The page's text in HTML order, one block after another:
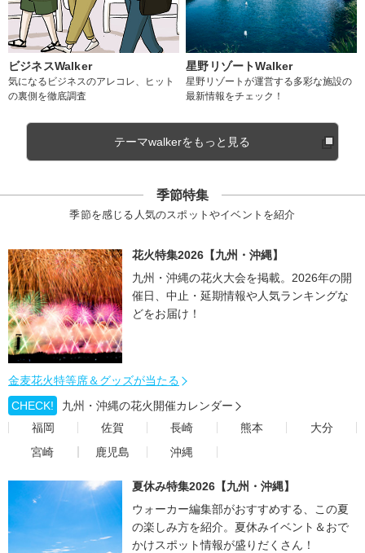
ビジネスWalker
気になるビジネスのアレコレ、ヒット
の裏側を徹底調査
星野リゾートWalker
星野リゾートが運営する多彩な施設の
最新情報をチェック！
テーマwalkerをもっと見る
季節特集
季節を感じる人気のスポットやイベントを紹介
花火特集2026【九州・沖縄】
九州・沖縄の花火大会を掲載。2026年の開
催日、中止・延期情報や人気ランキングな
どをお届け！
金麦花火特等席＆グッズが当たる
CHECK!
九州・沖縄の花火開催カレンダー
福岡
佐賀 長崎 熊本
大分
宮崎
鹿児島 沖縄
夏休み特集2026【九州・沖縄】
ウォーカー編集部がおすすめする、この夏
の楽しみ方を紹介。夏休みイベント＆おで
かけスポット情報が盛りだくさん！